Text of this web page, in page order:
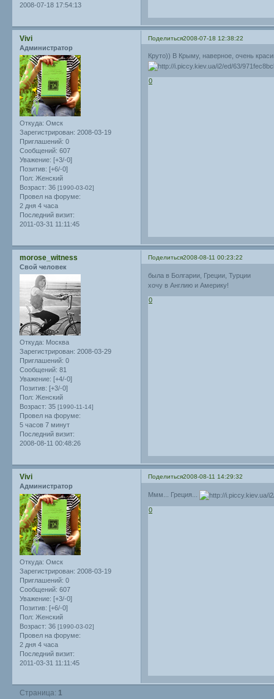
2008-07-18 17:54:13
Поделиться2008-07-18 12:38:22
Vivi
Администратор
Откуда: Омск
Зарегистрирован: 2008-03-19
Приглашений: 0
Сообщений: 607
Уважение: [+3/-0]
Позитив: [+6/-0]
Пол: Женский
Возраст: 36 [1990-03-02]
Провел на форуме:
2 дня 4 часа
Последний визит:
2011-03-31 11:11:45
Круто)) В Крыму, наверное, очень
0
Поделиться2008-08-11 00:23:22
morose_witness
Свой человек
Откуда: Москва
Зарегистрирован: 2008-03-29
Приглашений: 0
Сообщений: 81
Уважение: [+4/-0]
Позитив: [+3/-0]
Пол: Женский
Возраст: 35 [1990-11-14]
Провел на форуме:
5 часов 7 минут
Последний визит:
2008-08-11 00:48:26
была в Болгарии, Греции, Турции
хочу в Англию и Америку!
0
Поделиться2008-08-11 14:29:32
Vivi
Администратор
Откуда: Омск
Зарегистрирован: 2008-03-19
Приглашений: 0
Сообщений: 607
Уважение: [+3/-0]
Позитив: [+6/-0]
Пол: Женский
Возраст: 36 [1990-03-02]
Провел на форуме:
2 дня 4 часа
Последний визит:
2011-03-31 11:11:45
Ммм... Греция...
0
Страница: 1